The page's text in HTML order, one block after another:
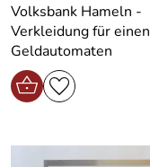
Volksbank Hameln -
Verkleidung für einen
Geldautomaten